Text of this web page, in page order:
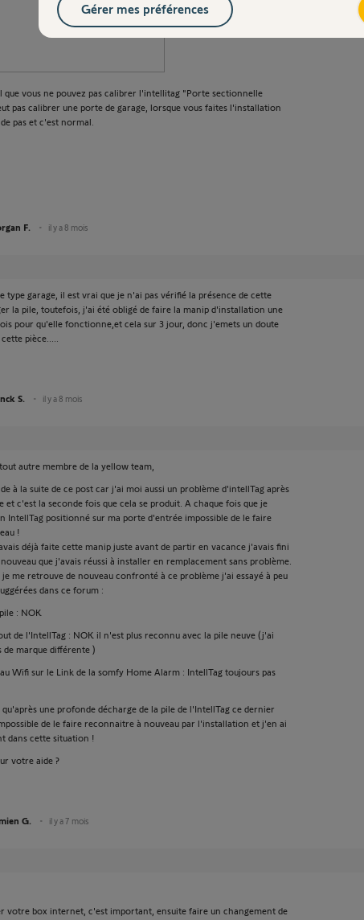
que vous ne pouvez pas calibrer l'intellitag "Porte sectionnelle
pas calibrer une porte de garage, lorsque vous faites l'installation
pas et c'est normal.
F. il y a 8 mois
type garage, il est vrai que je n'ai pas vérifié la présence de cette
la pile, toutefois, j'ai été obligé de faire la manip d'installation une
pour qu'elle fonctionne,et cela sur 3 jour, donc j'emets un doute
pièce.....
S. il y a 8 mois
autre membre de la yellow team,
à la suite de ce post car j'ai moi aussi un problème d'intellTag après
et c'est la seconde fois que cela se produit. A chaque fois que je
IntellTag positionné sur ma porte d'entrée impossible de le faire
!
déjà faite cette manip juste avant de partir en vacance j'avais fini
que j'avais réussi à installer en remplacement sans problème.
me retrouve de nouveau confronté à ce problème j'ai essayé à peu
dans ce forum :
: NOK
de l'IntellTag : NOK il n'est plus reconnu avec la pile neuve (j'ai
de marque différente )
Wifi sur le Link de la somfy Home Alarm : IntellTag toujours pas
une profonde décharge de la pile de l'IntellTag ce dernier
de le faire reconnaitre à nouveau par l'installation et j'en ai
dans cette situation !
votre aide ?
G. il y a 7 mois
votre box internet, c'est important, ensuite faire un changement de
Gérer mes préférences